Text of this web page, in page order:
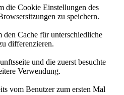
die Cookie Einstellungen des
zu speichern.
Cache für unterschiedliche
differenzieren.
und die zuerst besuchte
Verwendung.
vom Benutzer zum ersten Mal